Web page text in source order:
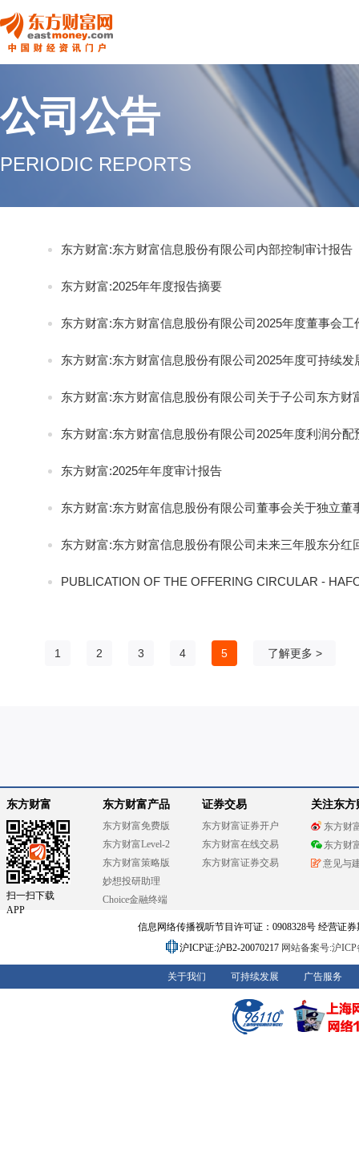
公司公告
PERIODIC REPORTS
东方财富:东方财富信息股份有限公司内部控制审计报告
东方财富:2025年年度报告摘要
东方财富:东方财富信息股份有限公司2025年度董事会工
东方财富:东方财富信息股份有限公司2025年度可持续发
东方财富:东方财富信息股份有限公司关于子公司东方
东方财富:东方财富信息股份有限公司2025年度利润分配
东方财富:2025年年度审计报告
东方财富:东方财富信息股份有限公司董事会关于独立董
东方财富:东方财富信息股份有限公司未来三年股东分红
PUBLICATION OF THE OFFERING CIRCULAR -
1 2 3 4 5 了解更多 >